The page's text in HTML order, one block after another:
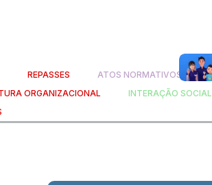
REPASSES
ATOS NORMATIVOS
ORGANIZACIONAL
INTERAÇÃO SOCIAL